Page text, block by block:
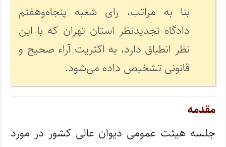
بنا به مراتب، رای شعبه پنجاه‌و‌هفتم
دادگاه تجدیدنظر استان تهران که با این
نظر انطباق دارد، به اکثریت آراء صحیح و
قانونی تشخیص داده می‌شود.
مقدمه
جلسه هیئت ‌عمومی دیوان عالی کشور در مورد